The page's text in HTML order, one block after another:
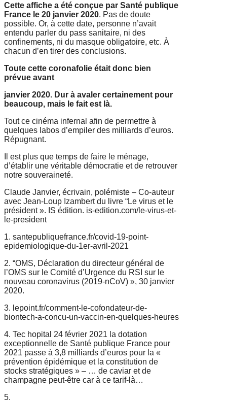
Cette affiche a été conçue par Santé publique
France le 20 janvier 2020. Pas de doute
possible. Or, à cette date, personne n’avait
entendu parler du pass sanitaire, ni des
confinements, ni du masque obligatoire, etc. À
chacun d’en tirer des conclusions.
Toute cette coronafolie était donc bien
prévue avant
janvier 2020. Dur à avaler certainement pour
beaucoup, mais le fait est là.
Tout ce cinéma infernal afin de permettre à
quelques labos d’empiler des milliards d’euros.
Répugnant.
Il est plus que temps de faire le ménage,
d’établir une véritable démocratie et de retrouver
notre souveraineté.
Claude Janvier, écrivain, polémiste – Co-auteur
avec Jean-Loup Izambert du livre “Le virus et le
président ». IS édition. is-edition.com/le-virus-et-
le-president
1. santepubliquefrance.fr/covid-19-point-
epidemiologique-du-1er-avril-2021
2. “OMS, Déclaration du directeur général de
l’OMS sur le Comité d’Urgence du RSI sur le
nouveau coronavirus (2019-nCoV) », 30 janvier
2020.
3. lepoint.fr/comment-le-cofondateur-de-
biontech-a-concu-un-vaccin-en-quelques-heures
4. Tec hopital 24 février 2021 la dotation
exceptionnelle de Santé publique France pour
2021 passe à 3,8 milliards d’euros pour la «
prévention épidémique et la constitution de
stocks stratégiques » – … de caviar et de
champagne peut-être car à ce tarif-là…
5.